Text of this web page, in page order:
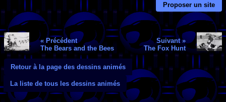
Proposer un site
« Précédent
The Bears and the Bees
Suivant »
The Fox Hunt
Retour à la page des dessins animés
La liste de tous les dessins animés